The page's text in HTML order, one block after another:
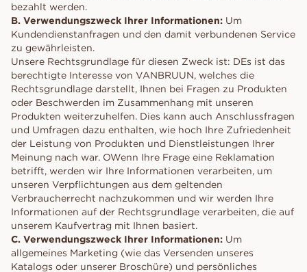
bezahlt werden.
B. Verwendungszweck Ihrer Informationen: Um
Kundendienstanfragen und den damit verbundenen Service
zu gewährleisten.
Unsere Rechtsgrundlage für diesen Zweck ist: DEs ist das
berechtigte Interesse von VANBRUUN, welches die
Rechtsgrundlage darstellt, Ihnen bei Fragen zu Produkten
oder Beschwerden im Zusammenhang mit unseren
Produkten weiterzuhelfen. Dies kann auch Anschlussfragen
und Umfragen dazu enthalten, wie hoch Ihre Zufriedenheit
der Leistung von Produkten und Dienstleistungen Ihrer
Meinung nach war. OWenn Ihre Frage eine Reklamation
betrifft, werden wir Ihre Informationen verarbeiten, um
unseren Verpflichtungen aus dem geltenden
Verbraucherrecht nachzukommen und wir werden Ihre
Informationen auf der Rechtsgrundlage verarbeiten, die auf
unserem Kaufvertrag mit Ihnen basiert.
C. Verwendungszweck Ihrer Informationen: Um
allgemeines Marketing (wie das Versenden unseres
Katalogs oder unserer Broschüre) und persönliches